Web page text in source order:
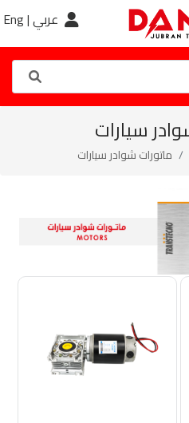
عربي |Eng
سيارات
ماتورات شوادر سيارات